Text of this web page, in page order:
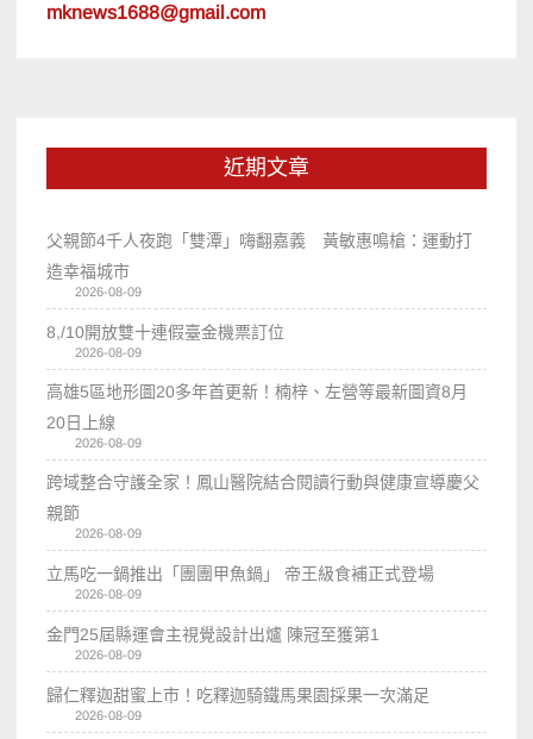
mknews1688@gmail.com
近期文章
父親節4千人夜跑「雙潭」嗨翻嘉義 黃敏惠鳴槍：運動打
造幸福城市
2026-08-09
8,/10開放雙十連假臺金機票訂位
2026-08-09
高雄5區地形圖20多年首更新！楠梓、左營等最新圖資8月
20日上線
2026-08-09
跨域整合守護全家！鳳山醫院結合閱讀行動與健康宣導慶父
親節
2026-08-09
立馬吃一鍋推出「團團甲魚鍋」 帝王級食補正式登場
2026-08-09
金門25屆縣運會主視覺設計出爐 陳冠至獲第1
2026-08-09
歸仁釋迦甜蜜上市！吃釋迦騎鐵馬果園採果一次滿足
2026-08-09